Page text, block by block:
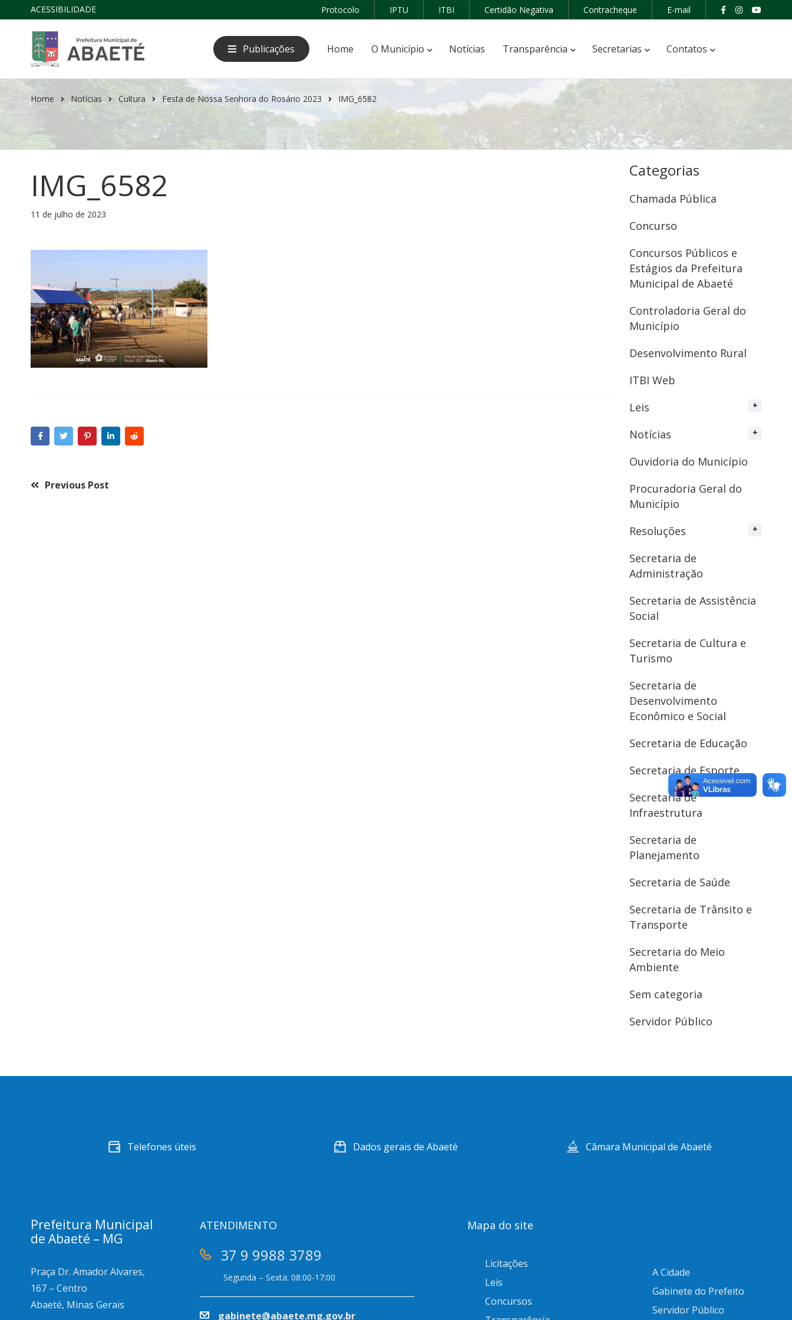
ACESSIBILIDADE Protocolo IPTU ITBI Certidão Negativa Contracheque E-mail
Publicações Home O Município Notícias Transparência Secretarias Contatos
Home Notícias Cultura Festa de Nossa Senhora do Rosário 2023 IMG_6582
IMG_6582
11 de julho de 2023
Previous Post
Categorias
Chamada Pública
Concurso
Concursos Públicos e
Estágios da Prefeitura
Municipal de Abaeté
Controladoria Geral do
Município
Desenvolvimento Rural
ITBI Web
Leis
Notícias
Ouvidoria do Município
Procuradoria Geral do
Município
Resoluções
Secretaria de
Administração
Secretaria de Assistência
Social
Secretaria de Cultura e
Turismo
Secretaria de
Desenvolvimento
Econômico e Social
Secretaria de Educação
Secretaria de Esporte
Secretaria de
Infraestrutura
Secretaria de
Planejamento
Secretaria de Saúde
Secretaria de Trânsito e
Transporte
Secretaria do Meio
Ambiente
Sem categoria
Servidor Público
Telefones úteis Dados gerais de Abaeté Câmara Municipal de Abaeté
Prefeitura Municipal
de Abaeté – MG
Praça Dr. Amador Alvares,
167 – Centro
Abaeté, Minas Gerais
ATENDIMENTO
37 9 9988 3789
Segunda – Sexta: 08:00-17:00
gabinete@abaete.mg.gov.br
Mapa do site
Licitações
Leis
Concursos
A Cidade
Gabinete do Prefeito
Servidor Público